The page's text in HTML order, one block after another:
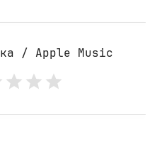
/ Apple Music